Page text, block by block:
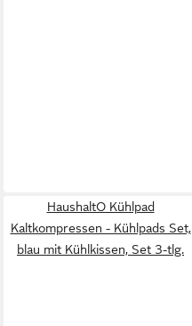
HaushaltO Kühlpad
Kaltkompressen - Kühlpads Set,
blau mit Kühlkissen, Set 3-tlg.